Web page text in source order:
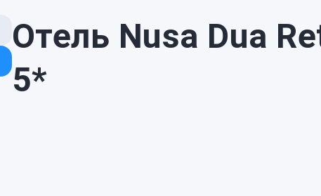
Отель Nusa Dua
5*